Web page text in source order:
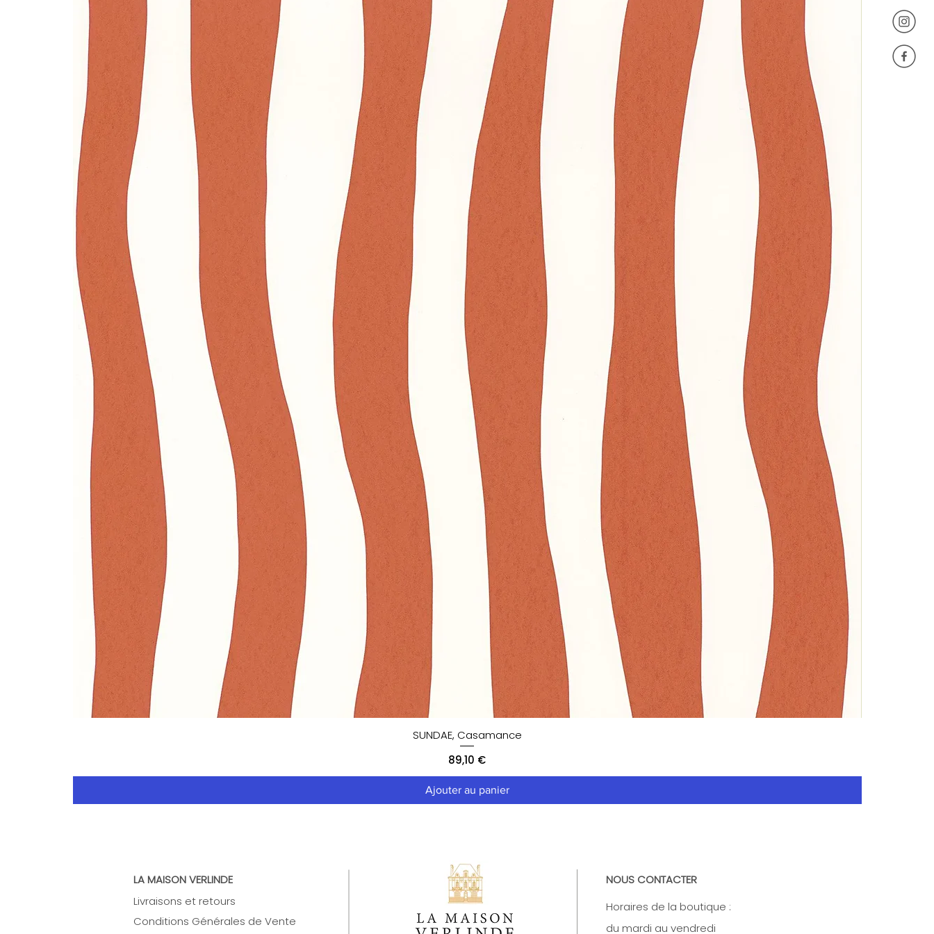
SUNDAE, Casamance
Prix
89,10 €
Ajouter au panier
LA MAISON VERLINDE
NOUS CONTACTER
Livraisons et retours
Horaires de la boutique :
Conditions Générales de Vente
du mardi au vendredi